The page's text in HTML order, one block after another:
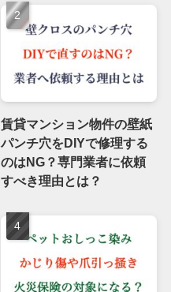
賃貸マンション物件の壁紙
パンチ穴をDIYで修理する
のはNG？専門業者に依頼
すべき理由とは？